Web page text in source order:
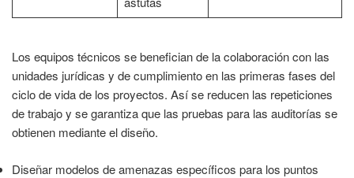
Los equipos técnicos se benefician de la colaboración con las
unidades jurídicas y de cumplimiento en las primeras fases del
ciclo de vida de los proyectos. Así se reducen las repeticiones
de trabajo y se garantiza que las pruebas para las auditorías se
obtienen mediante el diseño.
Diseñar modelos de amenazas específicos para los puntos